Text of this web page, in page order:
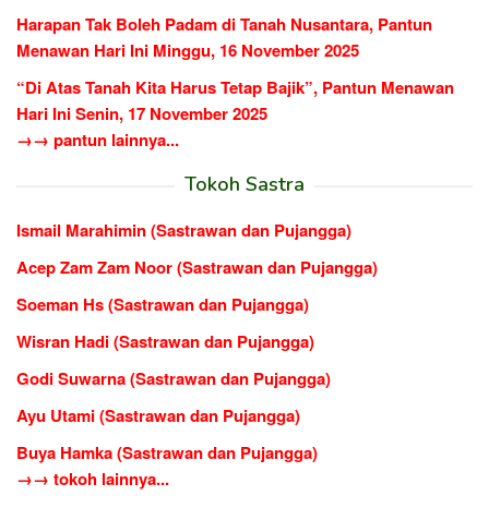
Harapan Tak Boleh Padam di Tanah Nusantara, Pantun
Menawan Hari Ini Minggu, 16 November 2025
“Di Atas Tanah Kita Harus Tetap Bajik”, Pantun Menawan
Hari Ini Senin, 17 November 2025
→→ pantun lainnya...
Tokoh Sastra
Ismail Marahimin (Sastrawan dan Pujangga)
Acep Zam Zam Noor (Sastrawan dan Pujangga)
Soeman Hs (Sastrawan dan Pujangga)
Wisran Hadi (Sastrawan dan Pujangga)
Godi Suwarna (Sastrawan dan Pujangga)
Ayu Utami (Sastrawan dan Pujangga)
Buya Hamka (Sastrawan dan Pujangga)
→→ tokoh lainnya...